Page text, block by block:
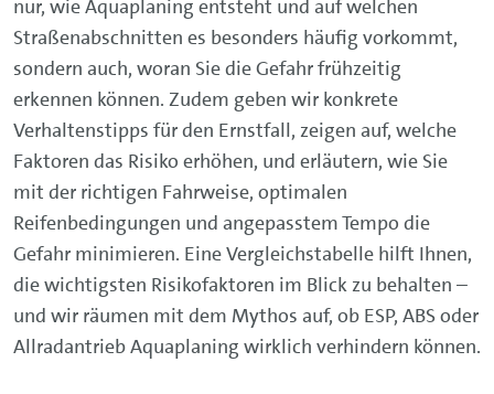
nur, wie Aquaplaning entsteht und auf welchen
Straßenabschnitten es besonders häufig vorkommt,
sondern auch, woran Sie die Gefahr frühzeitig
erkennen können. Zudem geben wir konkrete
Verhaltenstipps für den Ernstfall, zeigen auf, welche
Faktoren das Risiko erhöhen, und erläutern, wie Sie
mit der richtigen Fahrweise, optimalen
Reifenbedingungen und angepasstem Tempo die
Gefahr minimieren. Eine Vergleichstabelle hilft Ihnen,
die wichtigsten Risikofaktoren im Blick zu behalten –
und wir räumen mit dem Mythos auf, ob ESP, ABS oder
Allradantrieb Aquaplaning wirklich verhindern können.